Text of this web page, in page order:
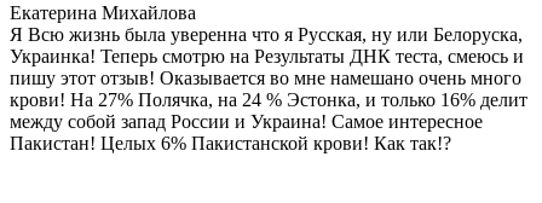
Екатерина Михайлова
Я Всю жизнь была уверенна что я Русская, ну или Белоруска,
Украинка! Теперь смотрю на Результаты ДНК теста, смеюсь и
пишу этот отзыв! Оказывается во мне намешано очень много
крови! На 27% Полячка, на 24 % Эстонка, и только 16% делит
между собой запад России и Украина! Самое интересное
Пакистан! Целых 6% Пакистанской крови! Как так!?